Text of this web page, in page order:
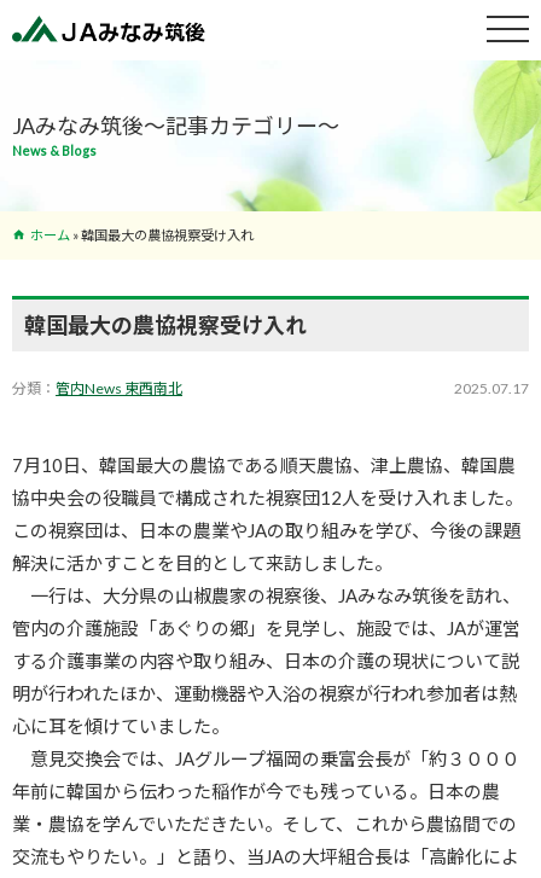
特産物紹介
サービス案
支店･ATM
JAみなみ筑後～記事カテゴリー～
News & Blogs
ホーム »韓国最大の農協視察受け入れ
韓国最大の農協視察受け入れ
分類： 管内News 東西南北 2025.07.17
7月10日、韓国最大の農協である順天農協、津上農協、韓国農
協中央会の役職員で構成された視察団12人を受け入れました。
この視察団は、日本の農業やJAの取り組みを学び、今後の課題
解決に活かすことを目的として来訪しました。
一行は、大分県の山椒農家の視察後、
JAみなみ筑後を訪れ、
管内の介護施設「あぐりの郷」を見学し、施設では、
JAが運営
する介護事業の内容や取り組み、日本の介護の現状について説
明が行われたほか、運動機器や入浴の視察が行われ参加者は熱
心に耳を傾けていました。
意見交換会では、
JAグループ福岡の乗富会長が「約３０００
年前に韓国から伝わった稲作が今でも残っている。日本の農
業・農協を学んでいただきたい。そして、これから農協間での
交流もやりたい。」と語り、当JAの大坪組合長は「高齢化によ